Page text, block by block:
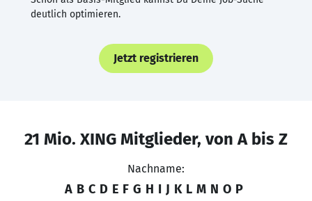
deutlich optimieren.
Jetzt registrieren
21 Mio. XING Mitglieder, von A bis Z
Nachname:
A B C D E F G H I J K L M N O P